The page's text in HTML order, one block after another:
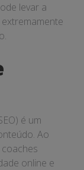
levar a
é um
Ao
online e